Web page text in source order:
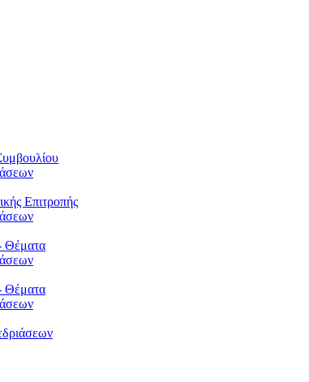
Επιτροπής
Θέματα
Θέματα